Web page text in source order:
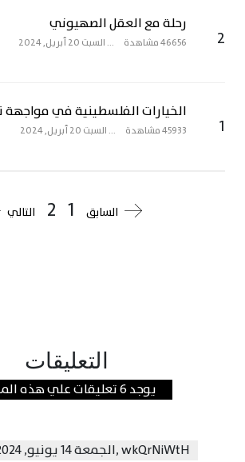
2
رحلة مع العقل الصهيوني
46656 مشاهدة ...السبت 20 أبريل, 2024
1
الخيارات الفلسطينية في مواجهة
45933 مشاهدة ...السبت 20 أبريل, 2024
السابق 1
2 التالي
التعليقات
يوجد 6 تعليقات علي هذه المقالة
wkQrNiWtH
,الجمعة 14 يونيو, 2024